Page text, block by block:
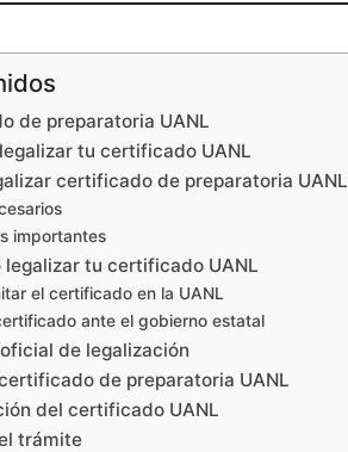
de preparatoria UANL
tu certificado UANL
certificado de preparatoria UANL
importantes
legalizar tu certificado UANL
el certificado en la UANL
ante el gobierno estatal
de legalización
de preparatoria UANL
del certificado UANL
trámite